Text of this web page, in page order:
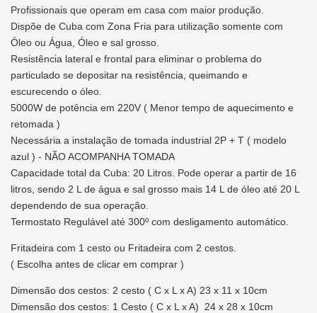
Profissionais que operam em casa com maior produção.
Dispõe de Cuba com Zona Fria para utilização somente com
Óleo ou Água, Óleo e sal grosso.
Resistência lateral e frontal para eliminar o problema do
particulado se depositar na resistência, queimando e
escurecendo o óleo.
5000W de potência em 220V ( Menor tempo de aquecimento e
retomada )
Necessária a instalação de tomada industrial 2P + T ( modelo
azul ) - NÃO ACOMPANHA TOMADA
Capacidade total da Cuba: 20 Litros. Pode operar a partir de 16
litros, sendo 2 L de água e sal grosso mais 14 L de óleo até 20 L
dependendo de sua operação.
Termostato Regulável até 300º com desligamento automático.
Fritadeira com 1 cesto ou Fritadeira com 2 cestos.
( Escolha antes de clicar em comprar )
Dimensão dos cestos: 2 cesto ( C x L x A) 23 x 11 x 10cm
Dimensão dos cestos: 1 Cesto ( C x L x A) 24 x 28 x 10cm